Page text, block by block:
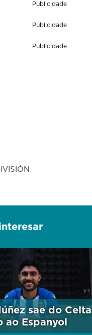
Publicidade
Publicidade
Publicidade
sae do Celta
ao Espanyol